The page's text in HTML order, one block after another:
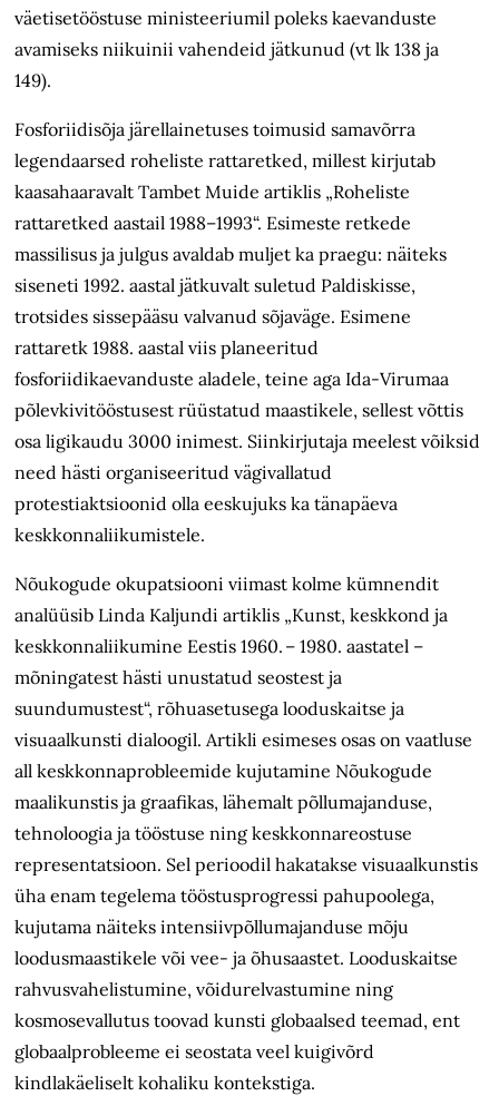
väetisetööstuse ministeeriumil poleks kaevanduste
avamiseks niikuinii vahendeid jätkunud (vt lk 138 ja
149).
Fosforiidisõja järellainetuses toimusid samavõrra
legendaarsed roheliste rattaretked, millest kirjutab
kaasahaaravalt Tambet Muide artiklis „Roheliste
rattaretked aastail 1988–1993“. Esimeste retkede
massilisus ja julgus avaldab muljet ka praegu: näiteks
siseneti 1992. aastal jätkuvalt suletud Paldiskisse,
trotsides sissepääsu valvanud sõjaväge. Esimene
rattaretk 1988. aastal viis planeeritud
fosforiidikaevanduste aladele, teine aga Ida-Virumaa
põlevkivitööstusest rüüstatud maastikele, sellest võttis
osa ligikaudu 3000 inimest. Siinkirjutaja meelest võiksid
need hästi organiseeritud vägivallatud
protestiaktsioonid olla eeskujuks ka tänapäeva
keskkonnaliikumistele.
Nõukogude okupatsiooni viimast kolme kümnendit
analüüsib Linda Kaljundi artiklis „Kunst, keskkond ja
keskkonnaliikumine Eestis 1960. – 1980. aastatel –
mõningatest hästi unustatud seostest ja
suundumustest“, rõhuasetusega looduskaitse ja
visuaalkunsti dialoogil. Artikli esimeses osas on vaatluse
all keskkonnaprobleemide kujutamine Nõukogude
maalikunstis ja graafikas, lähemalt põllumajanduse,
tehnoloogia ja tööstuse ning keskkonnareostuse
representatsioon. Sel perioodil hakatakse visuaalkunstis
üha enam tegelema tööstusprogressi pahupoolega,
kujutama näiteks intensiivpõllumajanduse mõju
loodusmaastikele või vee- ja õhusaastet. Looduskaitse
rahvusvahelistumine, võidurelvastumine ning
kosmosevallutus toovad kunsti globaalsed teemad, ent
globaalprobleeme ei seostata veel kuigivõrd
kindlakäeliselt kohaliku kontekstiga.